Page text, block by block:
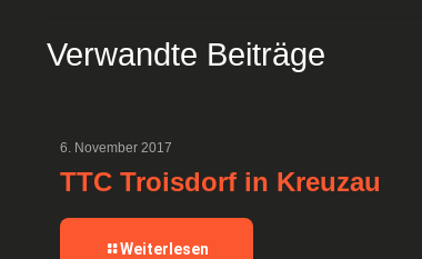
Verwandte Beiträge
6. November 2017
TTC Troisdorf in Kreuzau
Weiterlesen